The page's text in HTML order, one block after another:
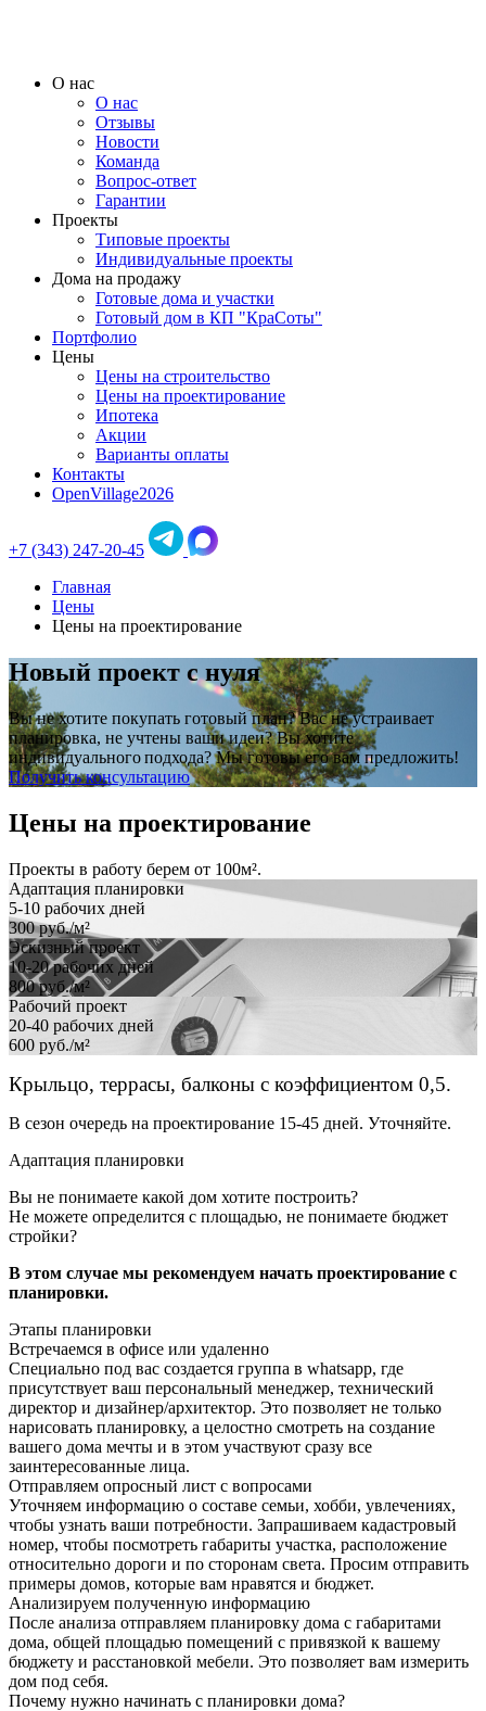
О нас
О нас
Отзывы
Новости
Команда
Вопрос-ответ
Гарантии
Проекты
Типовые проекты
Индивидуальные проекты
Дома на продажу
Готовые дома и участки
Готовый дом в КП "КраСоты"
Портфолио
Цены
Цены на строительство
Цены на проектирование
Ипотека
Акции
Варианты оплаты
Контакты
OpenVillage2026
+7 (343) 247-20-45
Главная
Цены
Цены на проектирование
Новый проект с нуля
Вы не хотите покупать готовый план? Вас не устраивает
планировка, не учтены ваши идеи? Вы хотите
индивидуального подхода? Мы готовы его вам предложить!
Получить консультацию
Цены на проектирование
Проекты в работу берем от 100м².
Адаптация планировки
5-10 рабочих дней
300руб./м²
Эскизный проект
10-20 рабочих дней
800руб./м²
Рабочий проект
20-40 рабочих дней
600 руб./м²
Крыльцо, террасы, балконы с коэффициентом 0,5.
В сезон очередь на проектирование 15-45 дней. Уточняйте.
Адаптация планировки
Вы не понимаете какой дом хотите построить?
Не можете определится с площадью, не понимаете бюджет
стройки?
В этом случае мы рекомендуем начать проектирование с
планировки.
Этапы планировки
Встречаемся в офисе или удаленно
Специально под вас создается группа в whatsapp, где
присутствует ваш персональный менеджер, технический
директор и дизайнер/архитектор. Это позволяет не только
нарисовать планировку, а целостно смотреть на создание
вашего дома мечты и в этом участвуют сразу все
заинтересованные лица.
Отправляем опросный лист с вопросами
Уточняем информацию о составе семьи, хобби, увлечениях,
чтобы узнать ваши потребности. Запрашиваем кадастровый
номер, чтобы посмотреть габариты участка, расположение
относительно дороги и по сторонам света. Просим отправить
примеры домов, которые вам нравятся и бюджет.
Анализируем полученную информацию
После анализа отправляем планировку дома с габаритами
дома, общей площадью помещений с привязкой к вашему
бюджету и расстановкой мебели. Это позволяет вам измерить
дом под себя.
Почему нужно начинать с планировки дома?